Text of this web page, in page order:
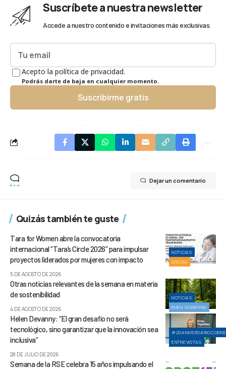
Suscríbete a nuestra newsletter
Accede a nuestro contenido e invitaciones más exclusivas.
Acepto la política de privacidad.
Podrás darte de baja en cualquier momento.
Suscribirme gratis
Dejar un comentario
Quizás también te guste
NOTICIAS
SOCIAL
Tara for Women abre la convocatoria
internacional “Tara’s Circle 2026” para impulsar
proyectos liderados por mujeres con impacto
5 DE AGOSTO DE 2026
NOTICIAS
BUEN GOBIERNO
Otras noticias relevantes de la semana en materia
de sostenibilidad
4 DE AGOSTO DE 2026
ENTREVISTAS
Helen Devanny: “El gran desafío no será
tecnológico, sino garantizar que la innovación sea
inclusiva”
28 DE JULIO DE 2026
Semana de la RSE celebra 15 años impulsando el